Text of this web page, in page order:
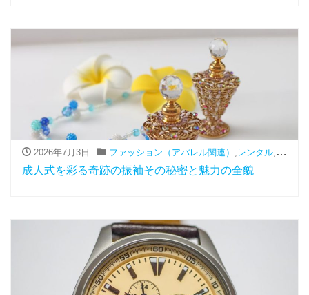
2026年7月3日 ファッション（アパレル関連） , レンタル, 振袖
成人式を彩る奇跡の振袖その秘密と魅力の全貌